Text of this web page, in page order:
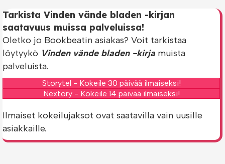
Tarkista Vinden vände bladen -kirjan
saatavuus muissa palveluissa!
Oletko jo Bookbeatin asiakas? Voit tarkistaa
löytyykö Vinden vände bladen -kirja muista
palveluista.
Storytel - Kokeile 30 päivää ilmaiseksi!
Nextory - Kokeile 14 päivää ilmaiseksi!
Ilmaiset kokeilujaksot ovat saatavilla vain uusille
asiakkaille.